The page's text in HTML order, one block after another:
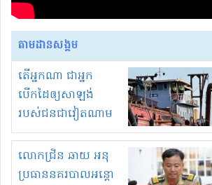
តាមដានសង្គម
តើអ្នកណា ជាអ្នក
បើកដៃឲ្យសាឡង់
របស់ជនជាវៀតណាម
ចូល មកខុស
ច្បាប់លួចបូមខ្សាច់នៅ
ក្នុងប្រទេសកម្ពុជា
លោកជ្រិន ឆាយ អនុ
ប្រធាននគរបាលអន្តោ